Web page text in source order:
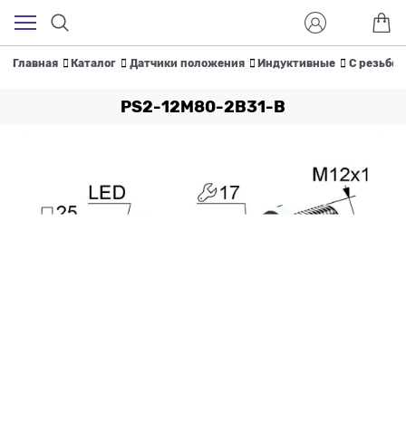
Главная Каталог Датчики положения Индуктивные С резьбой
PS2-12M80-2B31-B